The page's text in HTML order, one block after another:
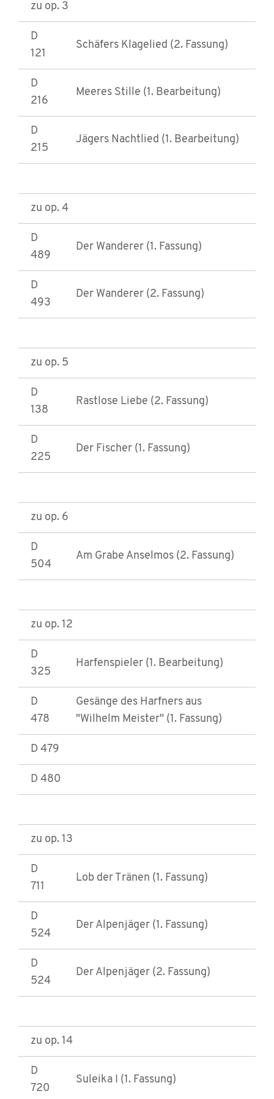
zu op. 3
D
121
Schäfers Klagelied (2. Fassung)
D
216
Meeres Stille (1. Bearbeitung)
D
215
Jägers Nachtlied (1. Bearbeitung)
zu op. 4
D
489
Der Wanderer (1. Fassung)
D
493
Der Wanderer (2. Fassung)
zu op. 5
D
138
Rastlose Liebe (2. Fassung)
D
225
Der Fischer (1. Fassung)
zu op. 6
D
504
Am Grabe Anselmos (2. Fassung)
zu op. 12
D
325
Harfenspieler (1. Bearbeitung)
D
478
Gesänge des Harfners aus
"Wilhelm Meister" (1. Fassung)
D 479
D 480
zu op. 13
D
711
Lob der Tränen (1. Fassung)
D
524
Der Alpenjäger (1. Fassung)
D
524
Der Alpenjäger (2. Fassung)
zu op. 14
D
720
Suleika I (1. Fassung)